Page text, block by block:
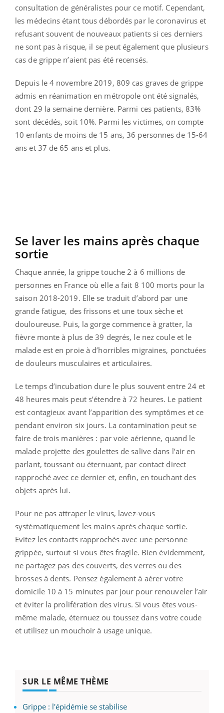
consultation de généralistes pour ce motif. Cependant,
les médecins étant tous débordés par le coronavirus et
refusant souvent de nouveaux patients si ces derniers
ne sont pas à risque, il se peut également que plusieurs
cas de grippe n’aient pas été recensés.
Depuis le 4 novembre 2019, 809 cas graves de grippe
admis en réanimation en métropole ont été signalés,
dont 29 la semaine dernière. Parmi ces patients, 83%
sont décédés, soit 10%. Parmi les victimes, on compte
10 enfants de moins de 15 ans, 36 personnes de 15-64
ans et 37 de 65 ans et plus.
Se laver les mains après chaque
sortie
Chaque année, la grippe touche 2 à 6 millions de
personnes en France où elle a fait 8 100 morts pour la
saison 2018-2019. Elle se traduit d’abord par une
grande fatigue, des frissons et une toux sèche et
douloureuse. Puis, la gorge commence à gratter, la
fièvre monte à plus de 39 degrés, le nez coule et le
malade est en proie à d’horribles migraines, ponctuées
de douleurs musculaires et articulaires.
Le temps d’incubation dure le plus souvent entre 24 et
48 heures mais peut s’étendre à 72 heures. Le patient
est contagieux avant l’apparition des symptômes et ce
pendant environ six jours. La contamination peut se
faire de trois manières : par voie aérienne, quand le
malade projette des goulettes de salive dans l’air en
parlant, toussant ou éternuant, par contact direct
rapproché avec ce dernier et, enfin, en touchant des
objets après lui.
Pour ne pas attraper le virus, lavez-vous
systématiquement les mains après chaque sortie.
Evitez les contacts rapprochés avec une personne
grippée, surtout si vous êtes fragile. Bien évidemment,
ne partagez pas des couverts, des verres ou des
brosses à dents. Pensez également à aérer votre
domicile 10 à 15 minutes par jour pour renouveler l’air
et éviter la prolifération des virus. Si vous êtes vous-
même malade, éternuez ou toussez dans votre coude
et utilisez un mouchoir à usage unique.
SUR LE MÊME THÈME
Grippe : l'épidémie se stabilise